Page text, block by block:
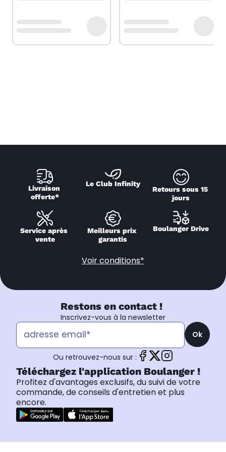
Livraison
offerte*
Le Club Infinity
Retours sous 15
jours
Service après
vente
Meilleurs prix
garantis
Boulanger Drive
Voir conditions*
Restons en contact !
Inscrivez-vous à la newsletter
Ok
Ou retrouvez-nous sur :
Téléchargez l'application Boulanger !
Profitez d'avantages exclusifs, du suivi de votre
commande, de conseils d'entretien et plus
encore.